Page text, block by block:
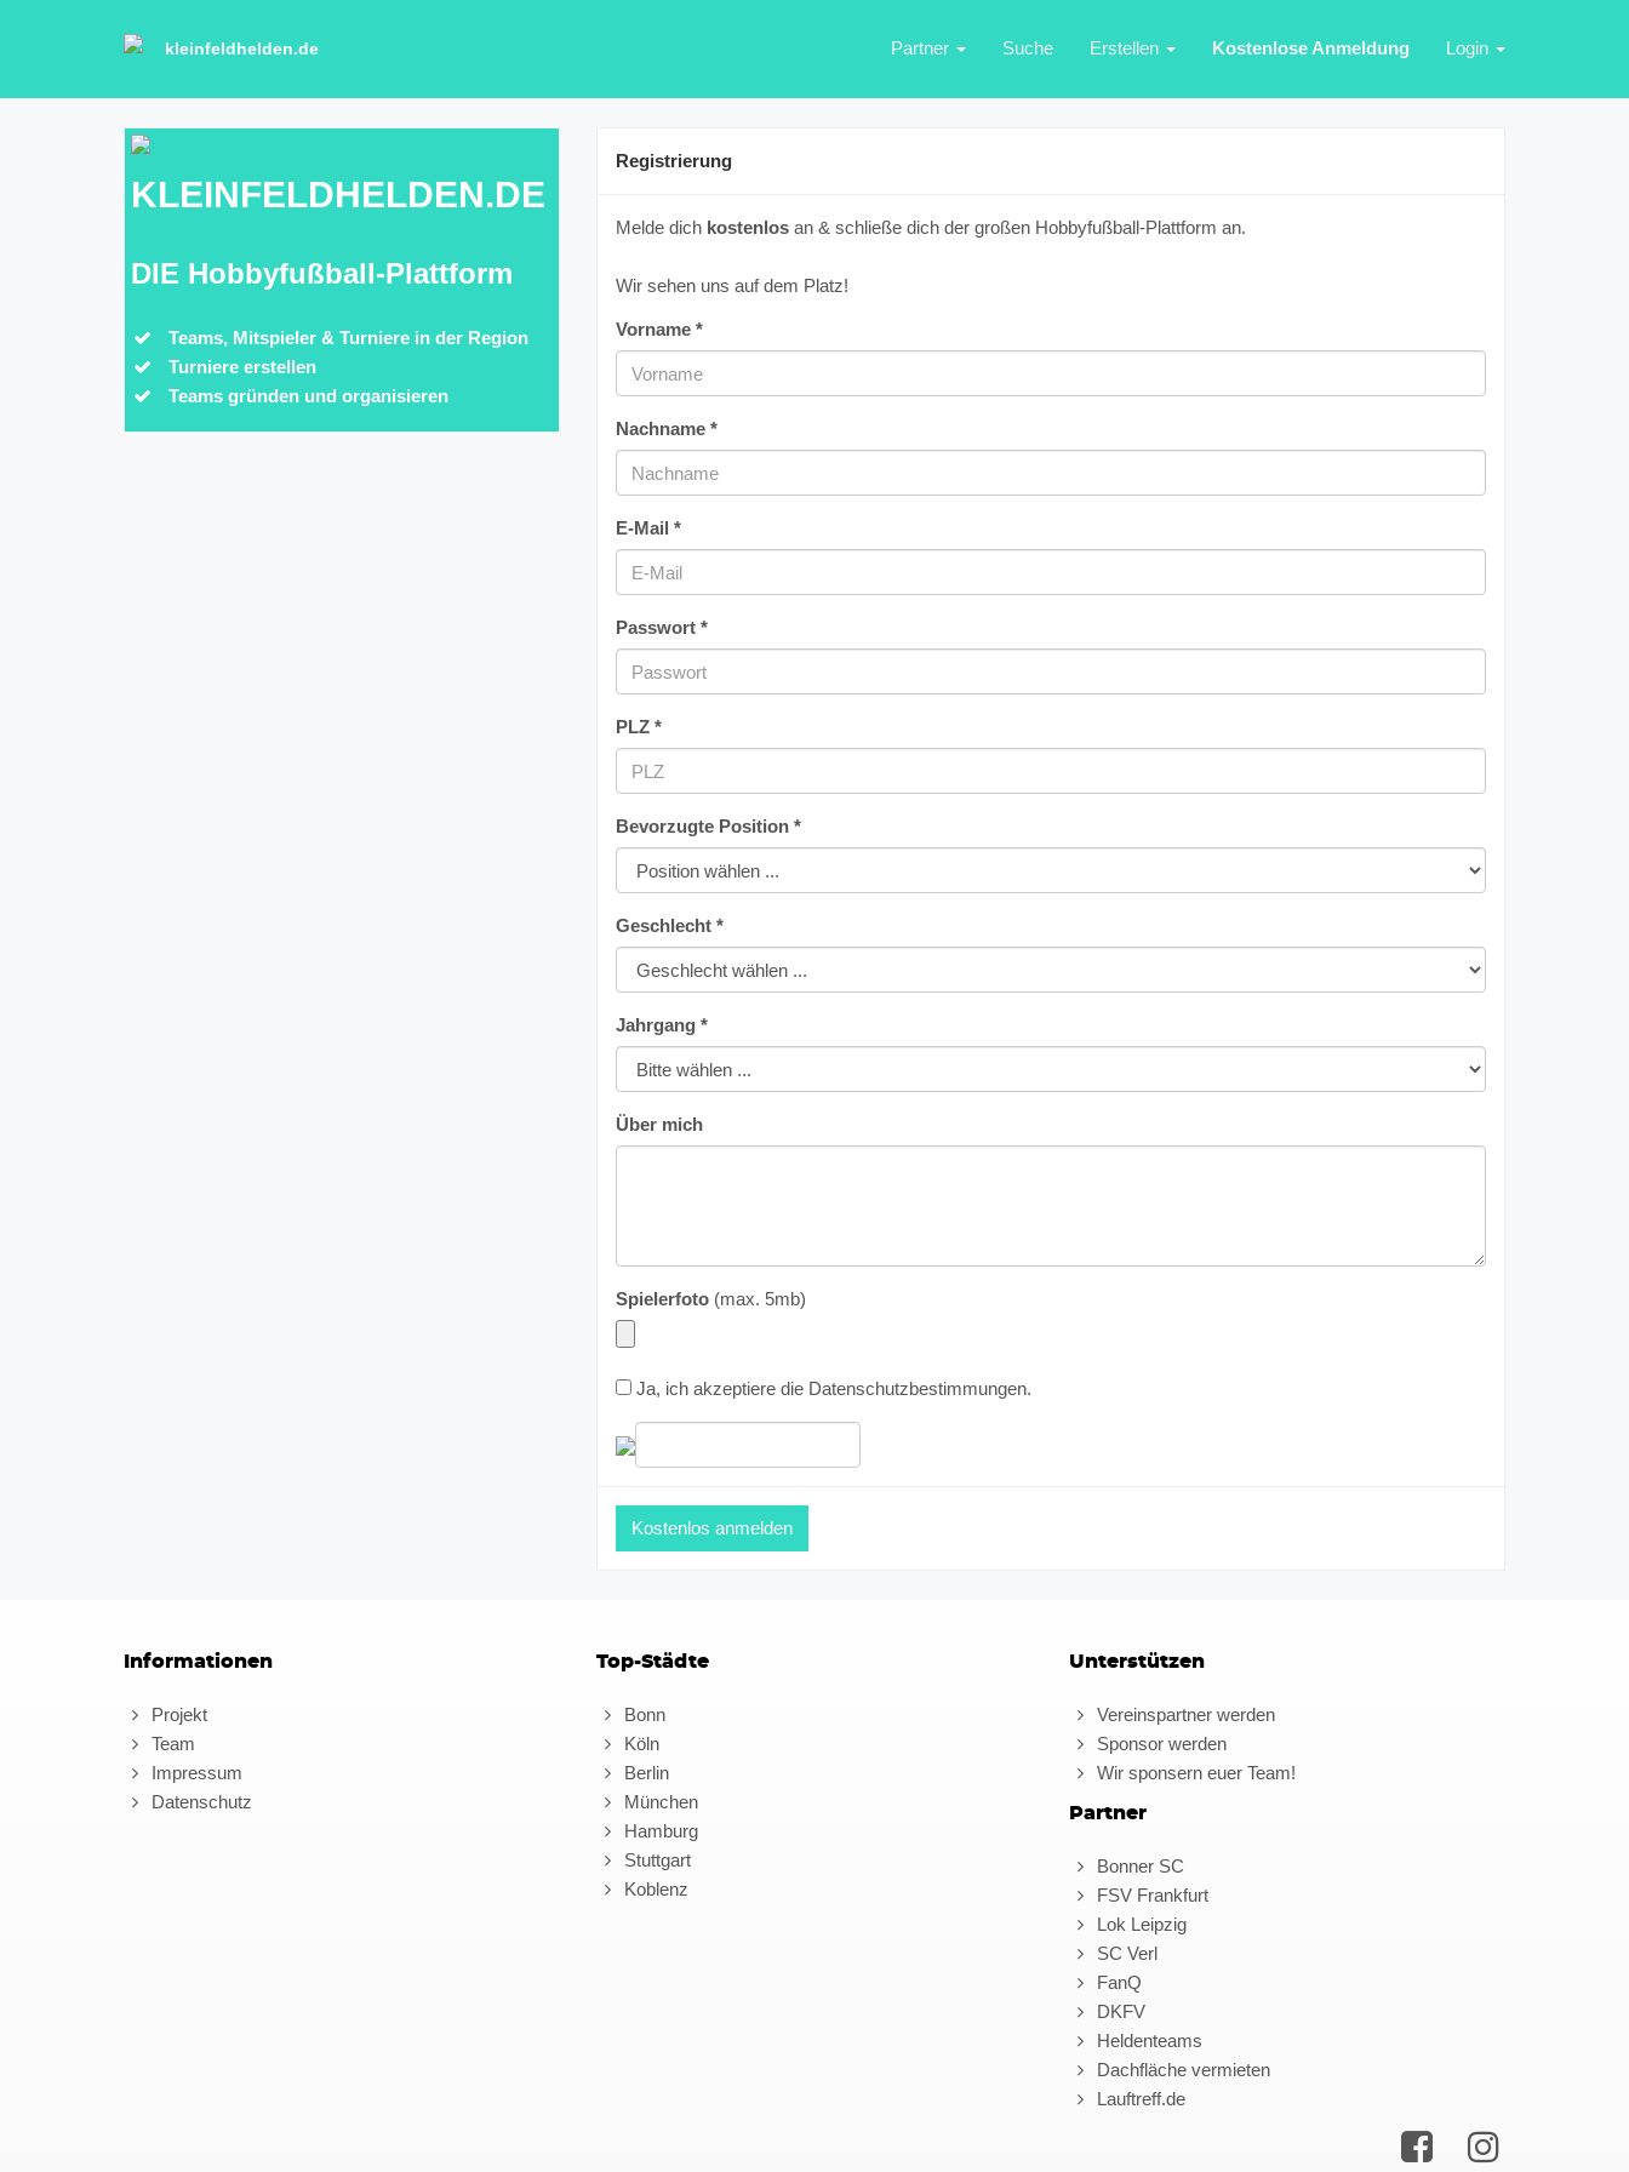
kleinfeldhelden.de Partner Suche Erstellen Kostenlose Anmeldung Login
KLEINFELDHELDEN.DE
DIE Hobbyfußball-Plattform
Teams, Mitspieler & Turniere in der Region
Turniere erstellen
Teams gründen und organisieren
Registrierung
Melde dich kostenlos an & schließe dich der großen Hobbyfußball-Plattform an.
Wir sehen uns auf dem Platz!
Vorname *
Nachname *
E-Mail *
Passwort *
PLZ *
Bevorzugte Position *
Geschlecht *
Jahrgang *
Über mich
Spielerfoto (max. 5mb)
Ja, ich akzeptiere die Datenschutzbestimmungen.
Informationen
Projekt
Team
Impressum
Datenschutz
Top-Städte
Bonn
Köln
Berlin
München
Hamburg
Stuttgart
Koblenz
Unterstützen
Vereinspartner werden
Sponsor werden
Wir sponsern euer Team!
Partner
Bonner SC
FSV Frankfurt
Lok Leipzig
SC Verl
FanQ
DKFV
Heldenteams
Dachfläche vermieten
Lauftreff.de